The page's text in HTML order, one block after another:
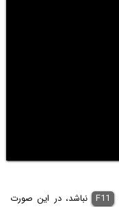
F11 نباشد، در این صورت